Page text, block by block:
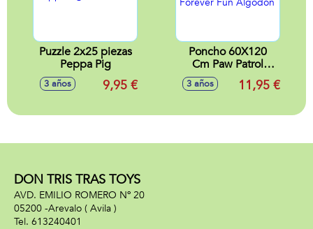
Puzzle 2x25 piezas
Peppa Pig
3 años 9,95 €
Poncho 60X120
Cm Paw Patrol
Forever Fun
Algodón
3 años 11,95 €
DON TRIS TRAS TOYS
AVD. EMILIO ROMERO Nº 20
05200 -Arevalo ( Avila )
613240401